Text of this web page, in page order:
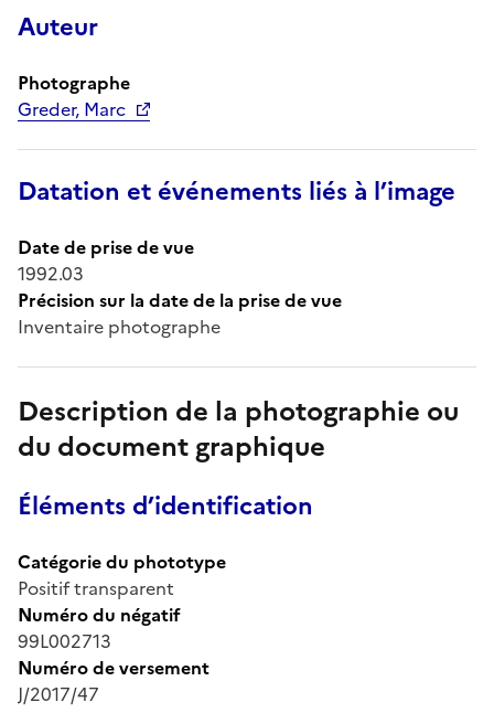
Auteur
Photographe
Greder, Marc
Datation et événements liés à l’image
Date de prise de vue
1992.03
Précision sur la date de la prise de vue
Inventaire photographe
Description de la photographie ou
du document graphique
Éléments d’identification
Catégorie du phototype
Positif transparent
Numéro du négatif
99L002713
Numéro de versement
J/2017/47